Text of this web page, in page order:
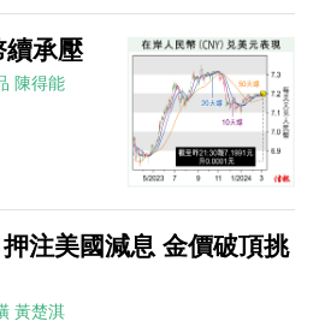
續承壓
陳得能
押注美國減息 金價破頂挑
黃楚淇